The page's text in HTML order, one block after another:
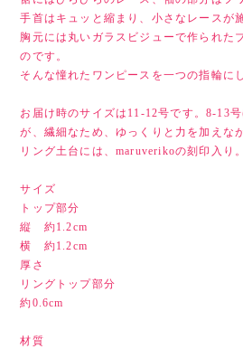
手首はキュッと縮まり、小さなレースが
胸元には丸いガラスビジューで作られた
のです。
そんな憧れたワンピースを一つの指輪に
お届け時のサイズは11-12号です。8-13
が、繊細なため、ゆっくりと力を加えな
リング土台には、maruverikoの刻印入り。
サイズ
トップ部分
縦 約1.2cm
横 約1.2cm
厚さ
リングトップ部分
約0.6cm
材質